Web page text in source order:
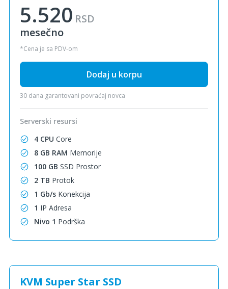
5.520RSD
mesečno
*Cena je sa PDV-om
Dodaj u korpu
30 dana garantovani povraćaj novca
Serverski resursi
4 CPU Core
8 GB RAM Memorije
100 GB SSD Prostor
2 TB Protok
1 Gb/s Konekcija
1 IP Adresa
Nivo 1 Podrška
KVM Super Star SSD